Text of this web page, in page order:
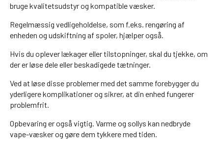
bruge kvalitetsudstyr og kompatible væsker.
Regelmæssig vedligeholdelse, som f.eks. rengøring af
enheden og udskiftning af spoler, hjælper også.
Hvis du oplever lækager eller tilstopninger, skal du tjekke, om
der er løse dele eller beskadigede tætninger.
Ved at løse disse problemer med det samme forebygger du
yderligere komplikationer og sikrer, at din enhed fungerer
problemfrit.
Opbevaring er også vigtig. Varme og sollys kan nedbryde
vape-væsker og gøre dem tykkere med tiden.